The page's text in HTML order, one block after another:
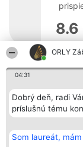
ORLY
04:31
Dobrý deň, radi
príslušnú tému
Som laureát,
8.6
Organizátor
Bright Side Solutions sp. z
ul. Ruska 22
Wrocław 50-079
KRS 0000749100 | Regon
+48 508 492 400